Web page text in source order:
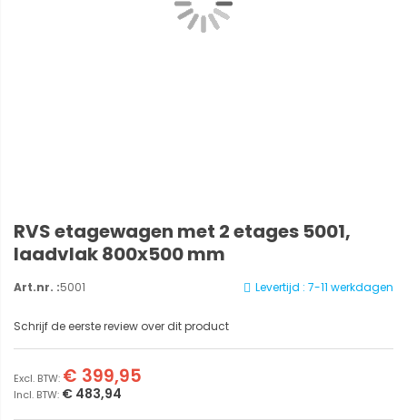
RVS etagewagen met 2 etages 5001,
laadvlak 800x500 mm
Levertijd : 7-11 werkdagen
Art.nr. :5001
Schrijf de eerste review over dit product
€ 483,94
€ 399,95